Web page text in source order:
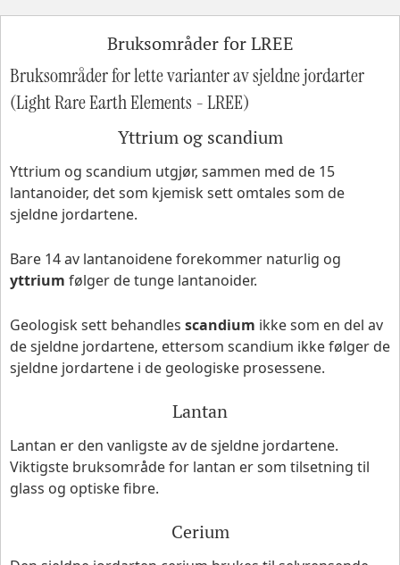
Bruksområder for LREE
Bruksområder for lette varianter av sjeldne jordarter
(Light Rare Earth Elements - LREE)
Yttrium og scandium
Yttrium og scandium utgjør, sammen med de 15
lantanoider, det som kjemisk sett omtales som de
sjeldne jordartene.
Bare 14 av lantanoidene forekommer naturlig og
yttrium følger de tunge lantanoider.
Geologisk sett behandles scandium ikke som en del av
de sjeldne jordartene, ettersom scandium ikke følger de
sjeldne jordartene i de geologiske prosessene.
Lantan
Lantan er den vanligste av de sjeldne jordartene.
Viktigste bruksområde for lantan er som tilsetning til
glass og optiske fibre.
Cerium